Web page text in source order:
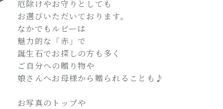
厄除けやお守りとしても
お選びいただいております。
なかでもルビーは
魅力的な「赤」で
誕生石でお探しの方も多く
ご自分への贈り物や
娘さんへお母様から贈られることも♪
お写真のトップや